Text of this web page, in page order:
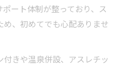
ート体制が整っており、ス
、初めてでも心配ありませ
きや温泉併設、アスレチッ